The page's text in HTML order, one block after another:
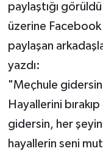
paylaştığı
üzerine Facebook
paylaşan
yazdı:
"Meçhule
Hayallerini
gidersin, her
hayallerin seni